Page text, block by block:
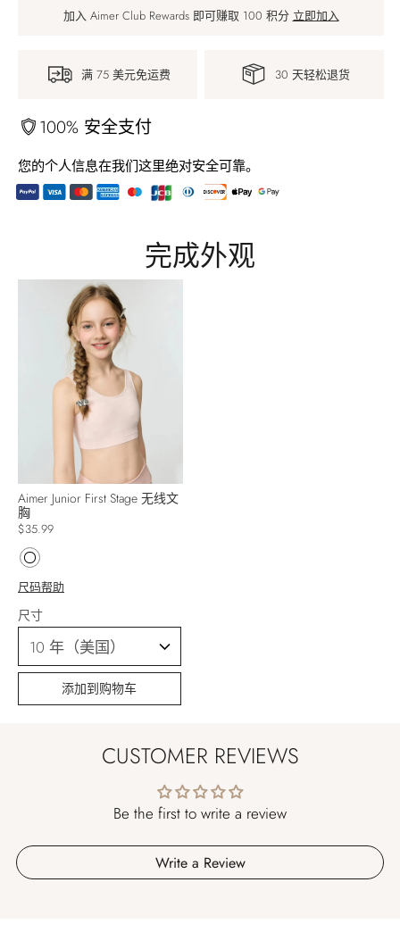
加入 Aimer Club Rewards 即可赚取 100 积分 立即加入
满 75 美元免运费 30 天轻松退货
100% 安全支付
您的个人信息在我们这里绝对安全可靠。
完成外观
Aimer Junior First Stage 无线文
胸
$35.99
尺码帮助
尺寸
添加到购物车
CUSTOMER REVIEWS
Be the first to write a review
Write a Review